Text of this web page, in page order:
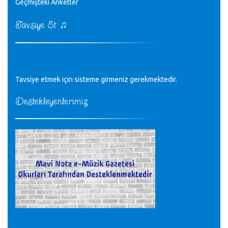
♪
sayın müfit bey bilgilerinizi kontrol edi 6440 sayılı cso
CÜNEYT BALKIZ - 15.11.2022
Geçmişteki Anketler
Tavsiye Et ♫
Tavsiye etmek için sisteme girmeniz gerekmektedir.
Destekleyenlerimiz